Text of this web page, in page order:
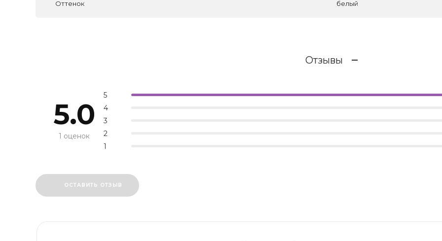
Оттенок белый
Отзывы
5.0
1 оценок
5
4
3
2
1
ОСТАВИТЬ ОТЗЫВ